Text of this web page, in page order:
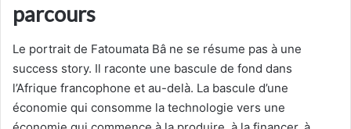
parcours
Le portrait de Fatoumata Bâ ne se résume pas à une
success story. Il raconte une bascule de fond dans
l’Afrique francophone et au-delà. La bascule d’une
économie qui consomme la technologie vers une